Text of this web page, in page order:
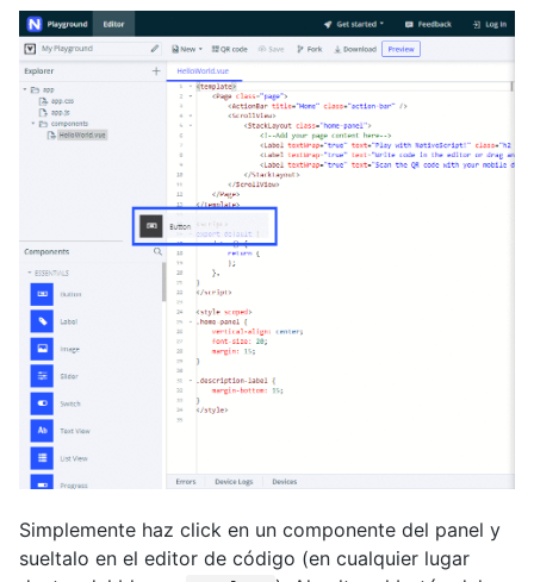
Simplemente haz click en un componente del panel y
sueltalo en el editor de código (en cualquier lugar